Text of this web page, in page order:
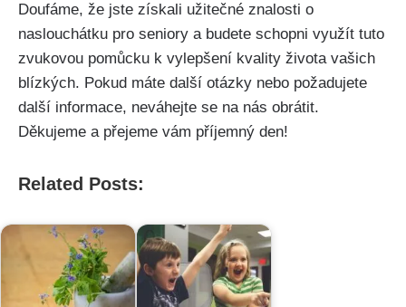
Doufáme, že jste získali užitečné znalosti o
naslouchátku pro seniory a budete schopni využít tuto
zvukovou pomůcku k vylepšení kvality života vašich
blízkých. Pokud máte další otázky nebo požadujete
další informace, neváhejte se na nás obrátit.
Děkujeme a přejeme vám příjemný den!
Related Posts: